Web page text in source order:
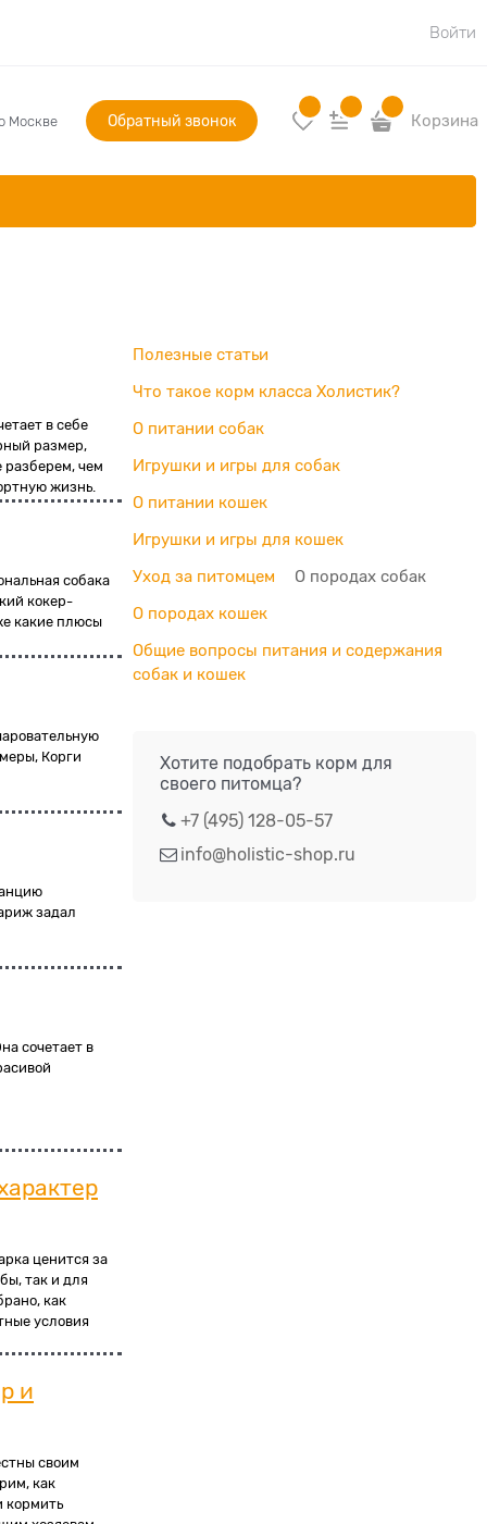
Войти
Москве Обратный звонок Корзина
в себе
размер,
разберем, чем
жизнь.
собака
кокер-
какие плюсы
Корги
задал
сочетает в
ценится за
так и для
как
условия
и
своим
как
кормить
Полезные статьи
Что такое корм класса Холистик?
О питании собак
Игрушки и игры для собак
О питании кошек
Игрушки и игры для кошек
Уход за питомцем О породах собак
О породах кошек
Общие вопросы питания и содержания
собак и кошек
Хотите подобрать корм для
своего питомца?
+7 (495) 128-05-57
info@holistic-shop.ru